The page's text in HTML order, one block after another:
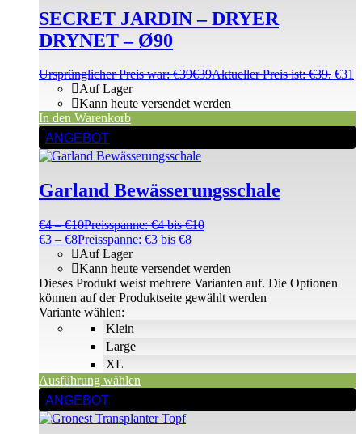
SECRET JARDIN – DRYER
DRYNET – Ø90
Ursprünglicher Preis war: €39€39Aktueller Preis ist: €39. €31
Auf Lager
Kann heute versendet werden
In den Warenkorb
ANGEBOT
Garland Bewässerungsschale
€4 –€10Preisspanne: €4 bis €10
€3 – €8Preisspanne: €3 bis €8
Klein
Large
XL
Auf Lager
Kann heute versendet werden
Variante wählen:
Ausführung wählen
Dieses Produkt weist mehrere Varianten auf. Die Optionen
können auf der Produktseite gewählt werden
ANGEBOT